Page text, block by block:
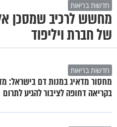
חדשות בריאות
מחשש לרכיב שמסכן
של חברת ויליפוד
חדשות בריאות
מחסור מדאיג במנות דם בישראל:
בקריאה דחופה לציבור להגיע לתרום